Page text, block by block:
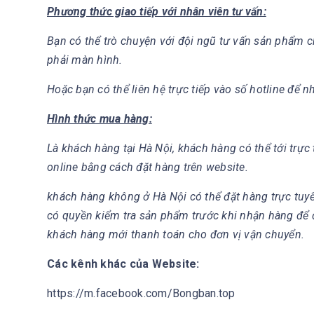
Phương thức giao tiếp với nhân viên tư vấn:
Bạn có thể trò chuyện với đội ngũ tư vấn sản phẩm
phải màn hình.
Hoặc bạn có thể liên hệ trực tiếp vào số hotline để
Hình thức mua hàng:
Là khách hàng tại Hà Nội, khách hàng có thể tới
online bằng cách đặt hàng trên website.
khách hàng không ở Hà Nội có thể đặt hàng trực
có quyền kiểm tra sản phẩm trước khi nhận hàng
khách hàng mới thanh toán cho đơn vị vận chuyển.
Các kênh khác của Website:
https://m.facebook.com/Bongban.top